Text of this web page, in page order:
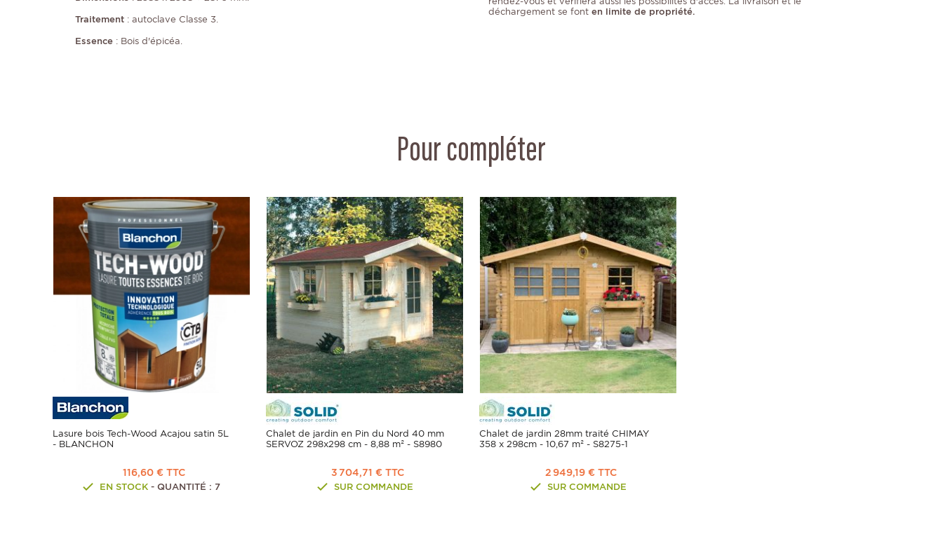
Traitement : autoclave Classe 3.
Essence : Bois d'épicéa.
déchargement se font en limite de propriété.
Pour compléter
Lasure bois Tech-Wood Acajou satin 5L
- BLANCHON
116,60 € TTC
EN STOCK - QUANTITÉ : 7
Chalet de jardin en Pin du Nord 40 mm
SERVOZ 298x298 cm - 8,88 m² - S8980
3 704,71 € TTC
SUR COMMANDE
Chalet de jardin 28mm traité CHIMAY
358 x 298cm - 10,67 m² - S8275-1
2 949,19 € TTC
SUR COMMANDE